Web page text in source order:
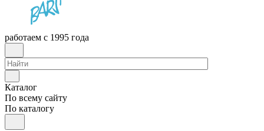
работаем с 1995 года
Каталог
По всему сайту
По каталогу